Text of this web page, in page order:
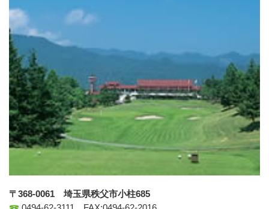
〒368-0061 埼玉県秩父市小柱685